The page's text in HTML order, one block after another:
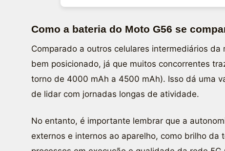
Como a bateria do Moto G56 se
Comparado a outros celulares intermediários
bem posicionado, já que muitos concorrentes
torno de 4000 mAh a 4500 mAh). Isso dá uma
de lidar com jornadas longas de atividade.
No entanto, é importante lembrar que a
externos e internos ao aparelho, como brilho da